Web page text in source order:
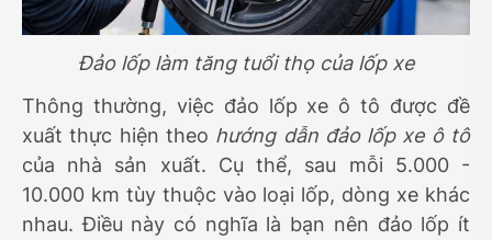
Đảo lốp làm tăng tuổi thọ của lốp xe
Thông thường, việc đảo lốp xe ô tô được đề
xuất thực hiện theo hướng dẫn đảo lốp xe ô tô
của nhà sản xuất. Cụ thể, sau mỗi 5.000 -
10.000 km tùy thuộc vào loại lốp, dòng xe khác
nhau. Điều này có nghĩa là bạn nên đảo lốp ít